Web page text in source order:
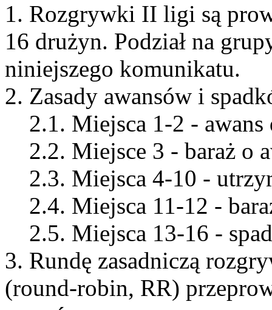
1. Rozgrywki II ligi są
16 drużyn. Podział na
niniejszego komunikatu.
2. Zasady awansów i
2.1. Miejsca 1-2 -
2.2. Miejsce 3 - baraż o
2.3. Miejsca 4-10 -
2.4. Miejsca 11-12 -
2.5. Miejsca 13-16 -
3. Rundę zasadniczą
(round-robin, RR)